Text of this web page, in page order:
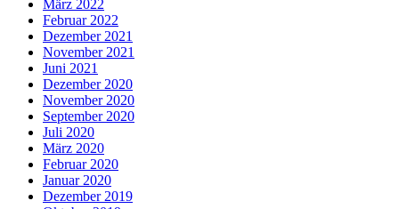
März 2022
Februar 2022
Dezember 2021
November 2021
Juni 2021
Dezember 2020
November 2020
September 2020
Juli 2020
März 2020
Februar 2020
Januar 2020
Dezember 2019